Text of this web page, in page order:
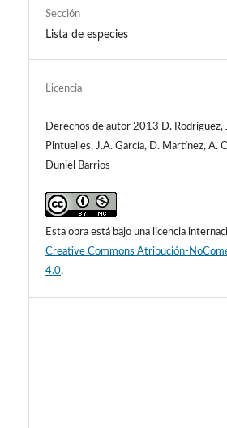
Sección
Lista de especies
Licencia
Derechos de autor 2013 D. Rodríguez,
Pintuelles, J.A. García, D. Martínez, A.
Duniel Barrios
Esta obra está bajo una licencia
Creative Commons Atribución-
4.0.